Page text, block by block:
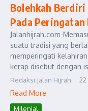
Bolehkah Berdiri
Pada
Jalanhijrah.com-
suatu tradisi yang
memperingati
kerap disebut dengan
Redaksi Jalan Hijrah
Read More
Milenial